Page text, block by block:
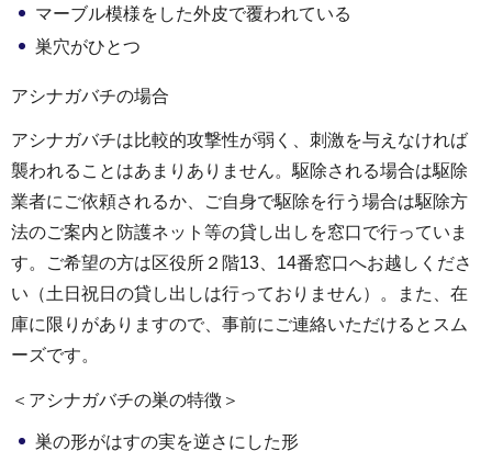
マーブル模様をした外皮で覆われている
巣穴がひとつ
アシナガバチの場合
アシナガバチは比較的攻撃性が弱く、刺激を与えなければ
襲われることはあまりありません。駆除される場合は駆除
業者にご依頼されるか、ご自身で駆除を行う場合は駆除方
法のご案内と防護ネット等の貸し出しを窓口で行っていま
す。ご希望の方は区役所２階13、14番窓口へお越しくださ
い（土日祝日の貸し出しは行っておりません）。また、在
庫に限りがありますので、事前にご連絡いただけるとスム
ーズです。
＜アシナガバチの巣の特徴＞
巣の形がはすの実を逆さにした形